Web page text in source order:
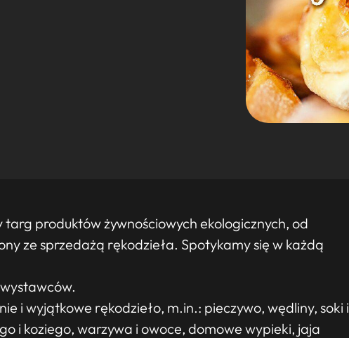
targ produktów żywnościowych ekologicznych, od
ze sprzedażą rękodzieła. Spotykamy się w każdą
i wyjątkowe rękodzieło, m.in.: pieczywo, wędliny, soki i
i koziego, warzywa i owoce, domowe wypieki, jaja